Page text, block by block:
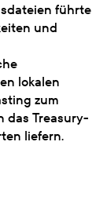
führte
und
lokalen
zum
das Treasury-
liefern.